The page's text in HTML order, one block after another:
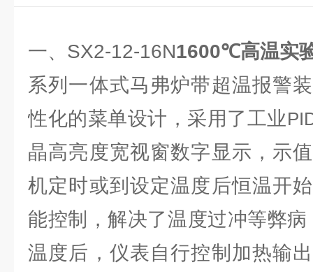
一、SX2-12-16N1600℃高温实
系列一体式马弗炉带超温报警
性化的菜单设计，采用了工业
晶高亮度宽视窗数字显示，示
机定时或到设定温度后恒温开
能控制，解决了温度过冲等弊
温度后，仪表自行控制加热输